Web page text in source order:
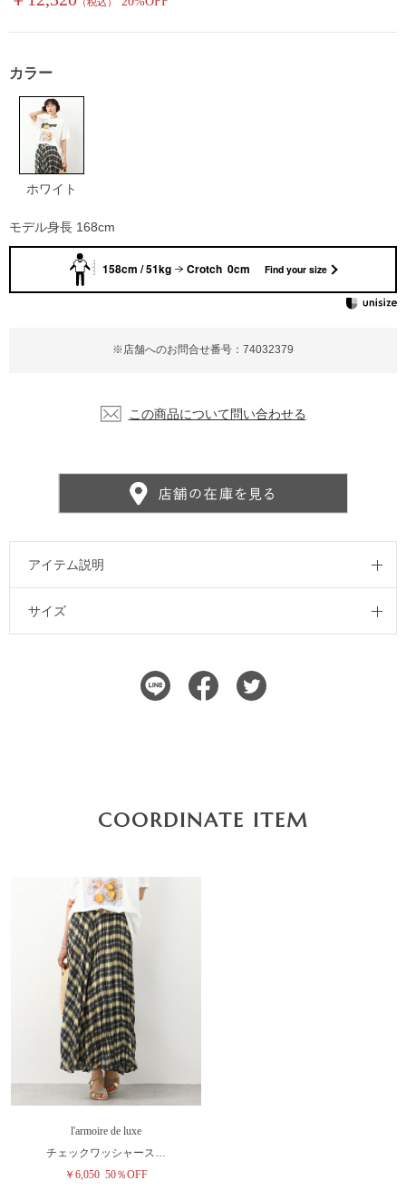
※店舗へのお問合せ番号：74032379
カラー
ホワイト
この商品について問い合わせる
モデル身長 168cm
アイテム説明
サイズ
158cm / 51kg Crotch 0cm Find your size
COORDINATE ITEM
l'armoire de luxe
チェックワッシャース…
￥6,050 50％OFF